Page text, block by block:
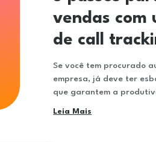
vendas com
de call
Se você tem procurado
empresa, já deve ter
que garantem a
Leia Mais